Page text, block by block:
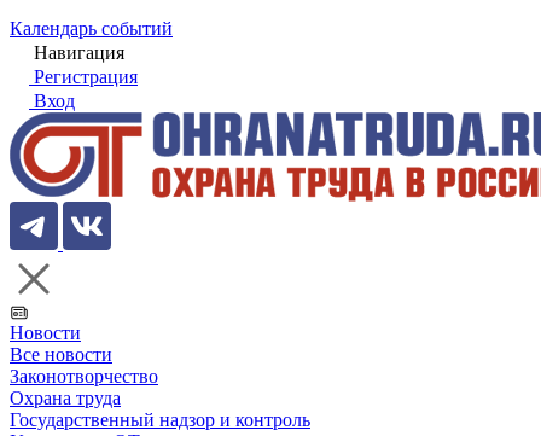
Календарь событий
Навигация
Регистрация
Вход
Новости
Все новости
Законотворчество
Охрана труда
Государственный надзор и контроль